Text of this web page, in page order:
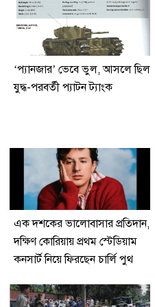
‘প্যানজার’ ভেবে ভুল, আসলে ছিল
যুদ্ধ-পরবর্তী প্যাটন ট্যাংক
এক দশকের ভালোবাসার প্রতিদান,
দক্ষিণ কোরিয়ায় প্রথম স্টেডিয়াম
কনসার্ট নিয়ে ফিরছেন চার্লি পুথ